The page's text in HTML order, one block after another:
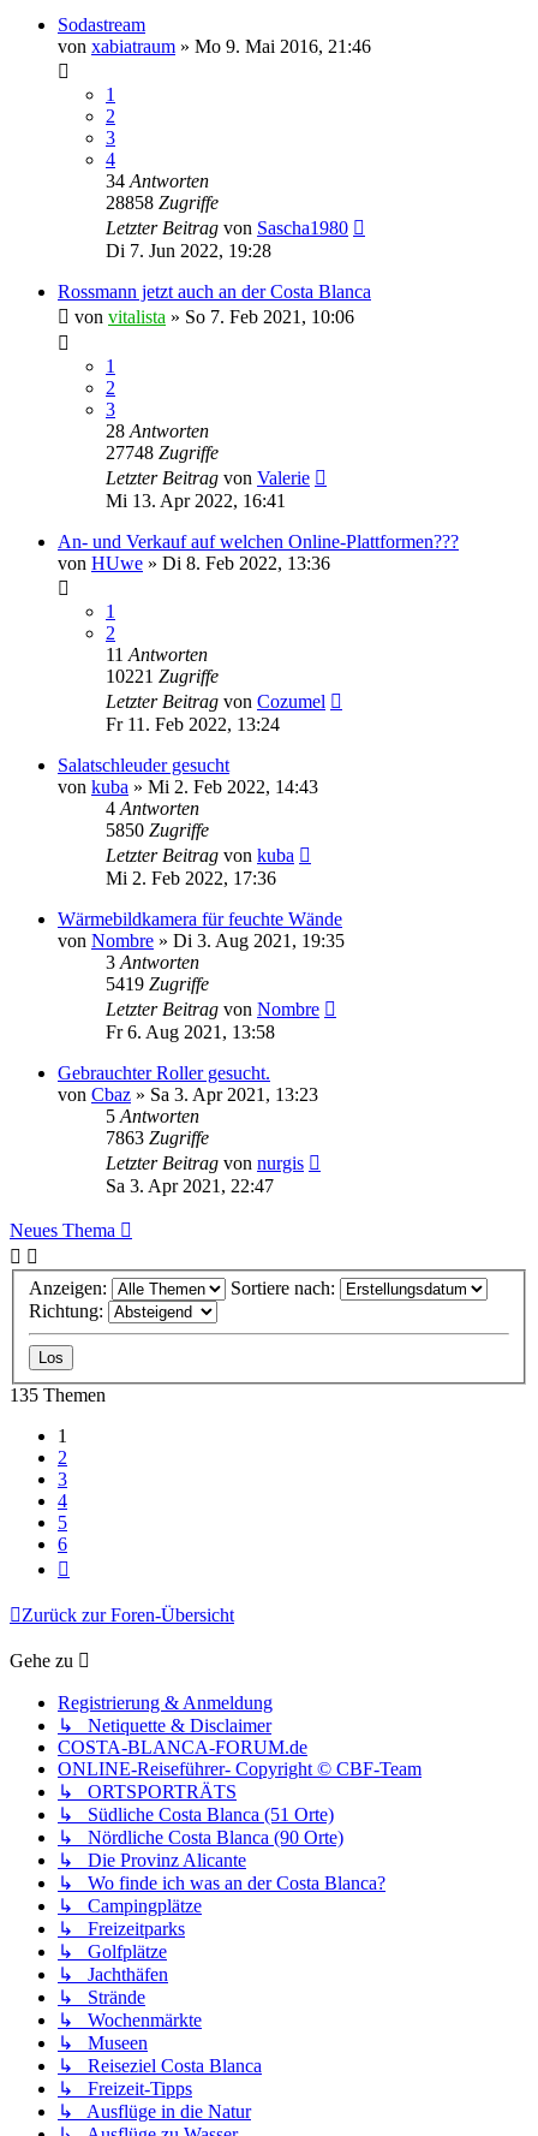
Sodastream
von xabiatraum » Mo 9. Mai 2016, 21:46
1
2
3
4
34 Antworten
28858 Zugriffe
Letzter Beitrag von Sascha1980
Di 7. Jun 2022, 19:28
Rossmann jetzt auch an der Costa Blanca
von vitalista » So 7. Feb 2021, 10:06
1
2
3
28 Antworten
27748 Zugriffe
Letzter Beitrag von Valerie
Mi 13. Apr 2022, 16:41
An- und Verkauf auf welchen Online-Plattformen???
von HUwe » Di 8. Feb 2022, 13:36
1
2
11 Antworten
10221 Zugriffe
Letzter Beitrag von Cozumel
Fr 11. Feb 2022, 13:24
Salatschleuder gesucht
von kuba » Mi 2. Feb 2022, 14:43
4 Antworten
5850 Zugriffe
Letzter Beitrag von kuba
Mi 2. Feb 2022, 17:36
Wärmebildkamera für feuchte Wände
von Nombre » Di 3. Aug 2021, 19:35
3 Antworten
5419 Zugriffe
Letzter Beitrag von Nombre
Fr 6. Aug 2021, 13:58
Gebrauchter Roller gesucht.
von Cbaz » Sa 3. Apr 2021, 13:23
5 Antworten
7863 Zugriffe
Letzter Beitrag von nurgis
Sa 3. Apr 2021, 22:47
Neues Thema
Anzeigen:
Sortiere nach:
Richtung:
135 Themen
1
2
3
4
5
6
Zurück zur Foren-Übersicht
Gehe zu
Registrierung & Anmeldung
↳ Netiquette & Disclaimer
COSTA-BLANCA-FORUM.de
ONLINE-Reiseführer- Copyright © CBF-Team
↳ ORTSPORTRÄTS
↳ Südliche Costa Blanca (51 Orte)
↳ Nördliche Costa Blanca (90 Orte)
↳ Die Provinz Alicante
↳ Wo finde ich was an der Costa Blanca?
↳ Campingplätze
↳ Freizeitparks
↳ Golfplätze
↳ Jachthäfen
↳ Strände
↳ Wochenmärkte
↳ Museen
↳ Reiseziel Costa Blanca
↳ Freizeit-Tipps
↳ Ausflüge in die Natur